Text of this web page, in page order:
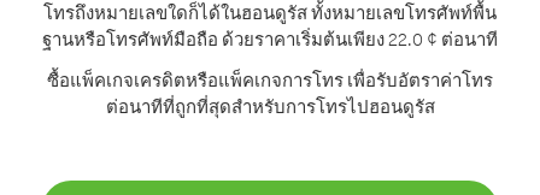
โทรถึงหมายเลขใดก็ได้ในฮอนดูรัส ทั้งหมายเลขโทรศัพท์พื้น
ฐานหรือโทรศัพท์มือถือ ด้วยราคาเริ่มต้นเพียง 22.0 ¢ ต่อนาที
ซื้อแพ็คเกจเครดิตหรือแพ็คเกจการโทร เพื่อรับอัตราค่าโทร
ต่อนาทีที่ถูกที่สุดสำหรับการโทรไปฮอนดูรัส